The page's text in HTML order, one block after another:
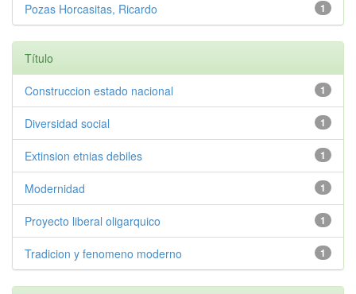
1
Pozas Horcasitas, Ricardo
Título
1
Construccion estado nacional
1
Diversidad social
1
Extinsion etnias debiles
1
Modernidad
1
Proyecto liberal oligarquico
1
Tradicion y fenomeno moderno